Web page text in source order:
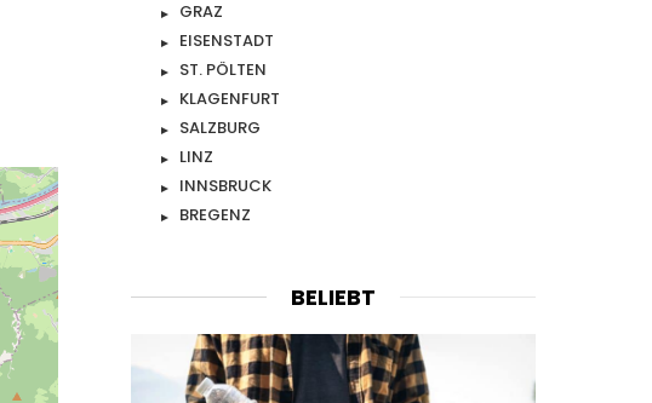
GRAZ
EISENSTADT
ST. PÖLTEN
KLAGENFURT
SALZBURG
LINZ
INNSBRUCK
BREGENZ
BELIEBT